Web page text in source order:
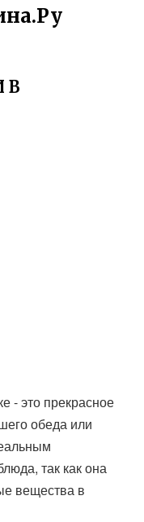
В
- это прекрасное
обеда или
так как она
вещества в